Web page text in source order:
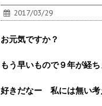
2017/03/29
お元気ですか？
もう早いもので９年が経ち
好きだなー 私には無い考